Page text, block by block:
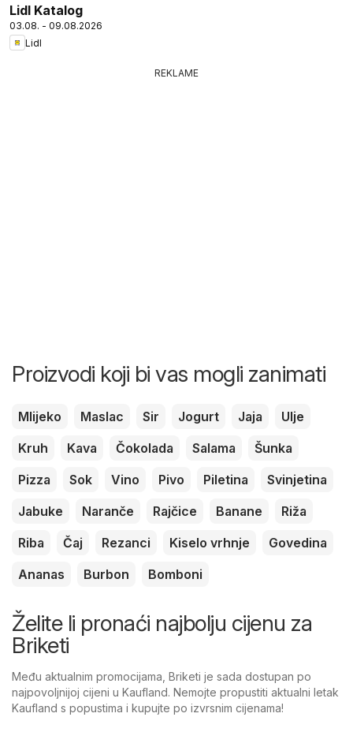
Lidl Katalog
03.08. - 09.08.2026
Lidl
REKLAME
Proizvodi koji bi vas mogli zanimati
Mlijeko Maslac Sir Jogurt Jaja
Ulje
Kruh
Kava Čokolada Salama
Šunka
Pizza
Sok Vino Pivo Piletina
Svinjetina
Jabuke
Naranče Rajčice Banane
Riža
Riba
Čaj Rezanci Kiselo vrhnje
Govedina
Ananas
Burbon Bomboni
Želite li pronaći najbolju cijenu za
Briketi
Među aktualnim promocijama, Briketi je sada dostupan po
najpovoljnijoj cijeni u Kaufland. Nemojte propustiti aktualni letak
Kaufland s popustima i kupujte po izvrsnim cijenama!